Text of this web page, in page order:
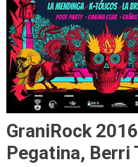
GraniRock
Pegatina, Berri